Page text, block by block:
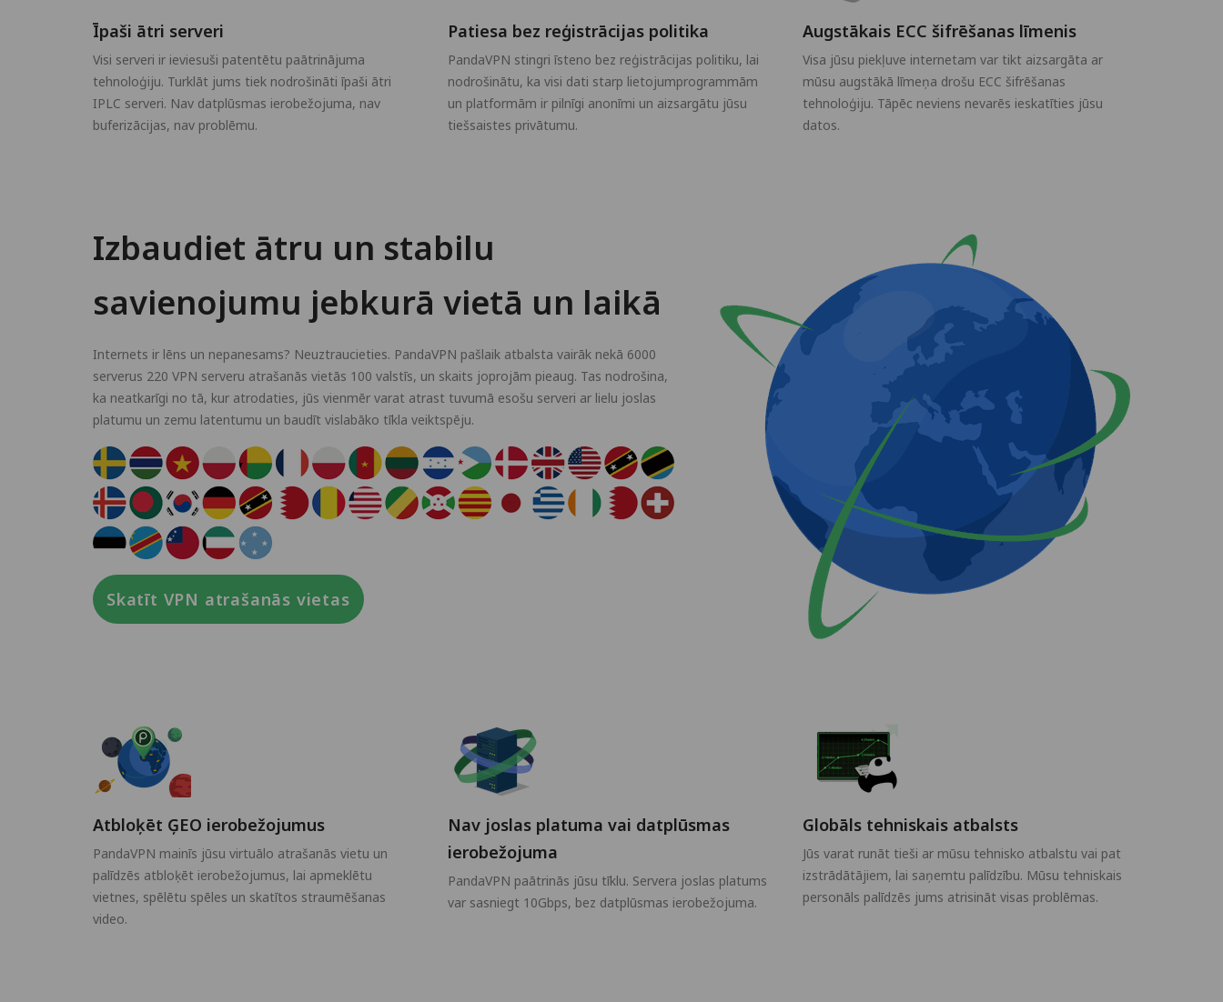
Īpaši ātri serveri
Visi serveri ir ieviesuši patentētu paātrinājuma
tehnoloģiju. Turklāt jums tiek nodrošināti īpaši ātri
IPLC serveri. Nav datplūsmas ierobežojuma, nav
buferizācijas, nav problēmu.
Patiesa bez reģistrācijas politika
PandaVPN stingri īsteno bez reģistrācijas politiku, lai
nodrošinātu, ka visi dati starp lietojumprogrammām
un platformām ir pilnīgi anonīmi un aizsargātu jūsu
tiešsaistes privātumu.
Augstākais ECC šifrēšanas līmenis
Visa jūsu piekļuve internetam var tikt aizsargāta ar
mūsu augstākā līmeņa drošu ECC šifrēšanas
tehnoloģiju. Tāpēc neviens nevarēs ieskatīties jūsu
datos.
Izbaudiet ātru un stabilu
savienojumu jebkurā vietā un laikā
Internets ir lēns un nepanesams? Neuztraucieties. PandaVPN pašlaik atbalsta vairāk nekā 6000
serverus 220 VPN serveru atrašanās vietās 100 valstīs, un skaits joprojām pieaug. Tas nodrošina,
ka neatkarīgi no tā, kur atrodaties, jūs vienmēr varat atrast tuvumā esošu serveri ar lielu joslas
platumu un zemu latentumu un baudīt vislabāko tīkla veiktspēju.
Skatīt VPN atrašanās vietas
Atbloķēt ĢEO ierobežojumus
PandaVPN mainīs jūsu virtuālo atrašanās vietu un
palīdzēs atbloķēt ierobežojumus, lai apmeklētu
vietnes, spēlētu spēles un skatītos straumēšanas
video.
Nav joslas platuma vai datplūsmas
ierobežojuma
PandaVPN paātrinās jūsu tīklu. Servera joslas platums
var sasniegt 10Gbps, bez datplūsmas ierobežojuma.
Globāls tehniskais atbalsts
Jūs varat runāt tieši ar mūsu tehnisko atbalstu vai pat
izstrādātājiem, lai saņemtu palīdzību. Mūsu tehniskais
personāls palīdzēs jums atrisināt visas problēmas.